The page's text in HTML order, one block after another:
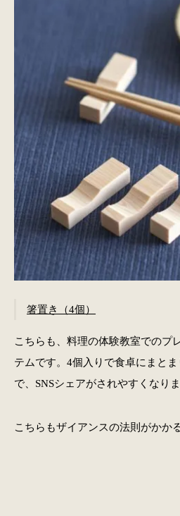
箸置き（4個）
こちらも、料理の体験教室でのプ
テムです。4個入りで食卓にまと
で、SNSシェアがされやすくなりま
こちらもザイアンスの法則がかか